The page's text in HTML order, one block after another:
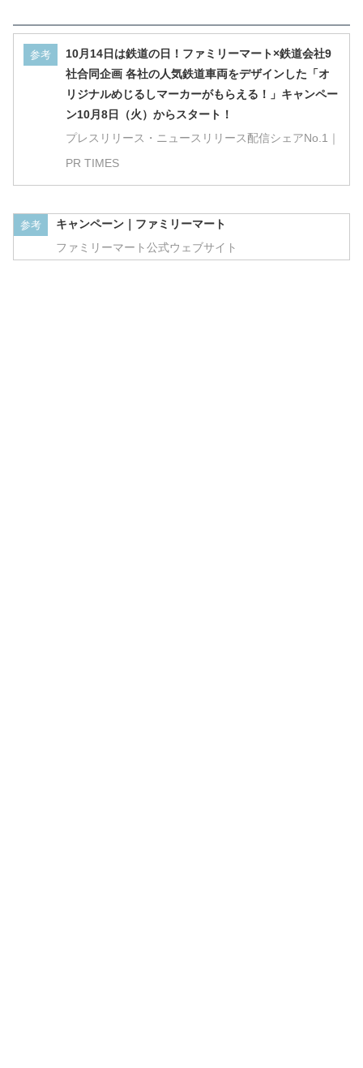
参考
10月14日は鉄道の日！ファミリーマート×鉄道会社9
社合同企画 各社の人気鉄道車両をデザインした「オ
リジナルめじるしマーカーがもらえる！」キャンペー
ン10月8日（火）からスタート！
プレスリリース・ニュースリリース配信シェアNo.1｜
PR TIMES
参考 キャンペーン｜ファミリーマート
ファミリーマート公式ウェブサイト